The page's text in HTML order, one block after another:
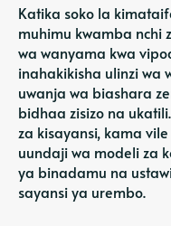
Katika soko la
muhimu kwamba nchi
wa wanyama kwa
inahakikisha ulinzi wa
uwanja wa biashara
bidhaa zisizo na
za kisayansi, kama
uundaji wa modeli za
ya binadamu na
sayansi ya urembo.